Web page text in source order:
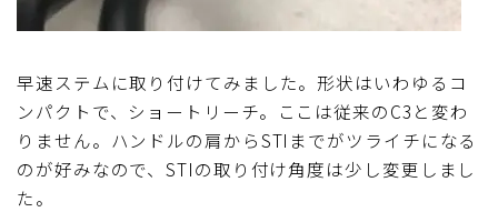
早速ステムに取り付けてみました。形状はいわゆるコ
ンパクトで、ショートリーチ。ここは従来のC3と変わ
りません。ハンドルの肩からSTIまでがツライチになる
のが好みなので、STIの取り付け角度は少し変更しまし
た。